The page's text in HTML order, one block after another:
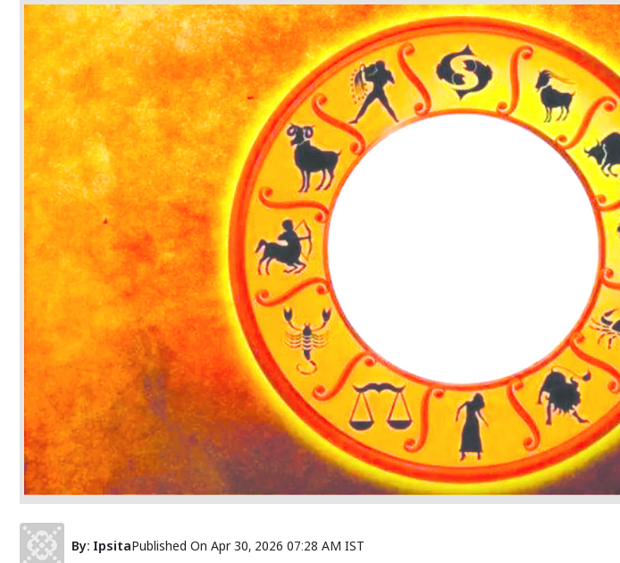
By: IpsitaPublished On Apr 30, 2026 07:28 AM IST